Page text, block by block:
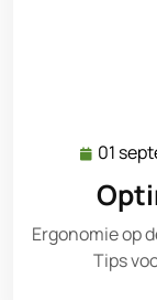
01
Ergonomie op
Tips